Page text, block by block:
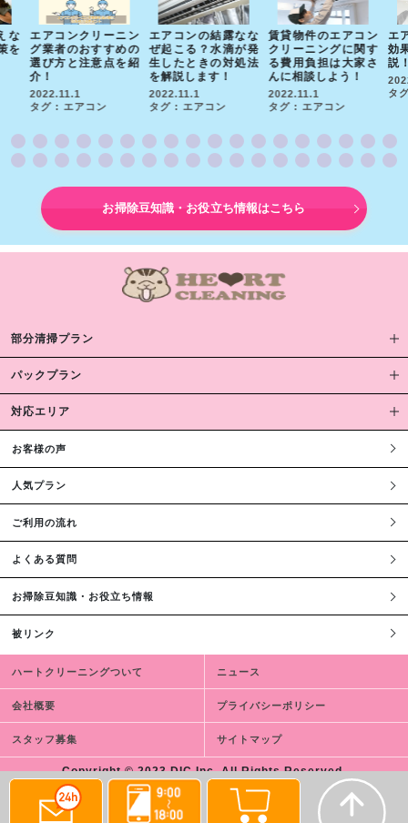
な
を
エアコンクリーニン
グ業者のおすすめの
選び方と注意点を紹
介！
2022.11.1
タグ : エアコン
エアコンの結露なな
ぜ起こる？水滴が発
生したときの対処法
を解説します！
2022.11.1
タグ : エアコン
賃貸物件のエアコン
クリーニングに関す
る費用負担は大家さ
んに相談しよう！
2022.11.1
タグ : エアコン
エ
効
説
タ
お掃除豆知識・お役立ち情報はこちら
部分清掃プラン
パックプラン
対応エリア
お客様の声
人気プラン
ご利用の流れ
よくある質問
お掃除豆知識・お役立ち情報
被リンク
ハートクリーニングついて ニュース
会社概要 プライバシーポリシー
スタッフ募集 サイトマップ
Copyright © 2023 DIC,Inc. All Rights Reserved.